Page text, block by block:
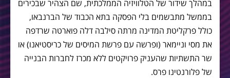
במהלך שידור של הטלוויזיה הממלכתית, שם הצהיר שבכירים
בממשל מתבשמים בלי הפסקה בתא הכבוד של הברנבאו,
כולל פרקליטת המדינה מרתה סילבה דלה פוארטה שרדפה
את מסי וניימאר (ופרשה עם פרשת המיסים של כריסטיאנו) או
שר התשתיות שהעניק פרויקטים ללא מכרז לחברות הבנייה
של פלורנטינו פרס.